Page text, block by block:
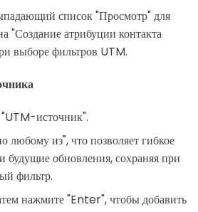
список "Просмотр" для
"Создание атрибуции контакта
выборе фильтров UTM.
источник".
любому из", что позволяет гибкое
будущие обновления, сохраняя при
фильтр.
нажмите "Enter", чтобы добавить